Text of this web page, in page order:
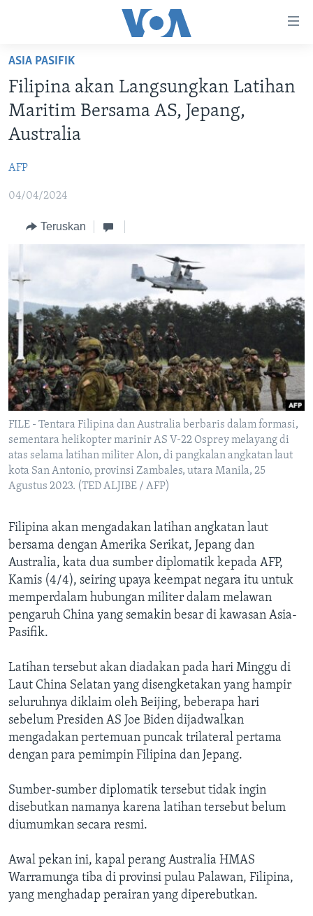
Akses
Lanjut
ke
Konten
Utama
ke
Utama
Lanjut
BERANDA
DUNIA
VIDEO
DAFTAR PROGRAM
Bahasa-bahasa
ASIA PASIFIK
Filipina akan Langsungkan Latihan
Maritim Bersama AS, Jepang,
Australia
AFP
04/04/2024
Teruskan
FILE - Tentara Filipina dan Australia berbaris dalam formasi,
sementara helikopter marinir AS V-22 Osprey melayang di
atas selama latihan militer Alon, di pangkalan angkatan laut
kota San Antonio, provinsi Zambales, utara Manila, 25
Agustus 2023. (TED ALJIBE / AFP)
Filipina akan mengadakan latihan angkatan laut
bersama dengan Amerika Serikat, Jepang dan
Australia, kata dua sumber diplomatik kepada AFP,
Kamis (4/4), seiring upaya keempat negara itu untuk
memperdalam hubungan militer dalam melawan
pengaruh China yang semakin besar di kawasan Asia-
Pasifik.
Latihan tersebut akan diadakan pada hari Minggu di
Laut China Selatan yang disengketakan yang hampir
seluruhnya diklaim oleh Beijing, beberapa hari
sebelum Presiden AS Joe Biden dijadwalkan
mengadakan pertemuan puncak trilateral pertama
dengan para pemimpin Filipina dan Jepang.
Sumber-sumber diplomatik tersebut tidak ingin
disebutkan namanya karena latihan tersebut belum
diumumkan secara resmi.
Awal pekan ini, kapal perang Australia HMAS
Warramunga tiba di provinsi pulau Palawan, Filipina,
yang menghadap perairan yang diperebutkan.